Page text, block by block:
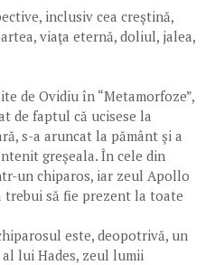
inclusiv cea creştină,
viaţa eternă, doliul, jalea,
de Ovidiu în “Metamorfoze”,
de faptul că ucisese la
s-a aruncat la pământ şi a
greşeala. În cele din
un chiparos, iar zeul Apollo
trebui să fie prezent la toate
este, deopotrivă, un
lui Hades, zeul lumii